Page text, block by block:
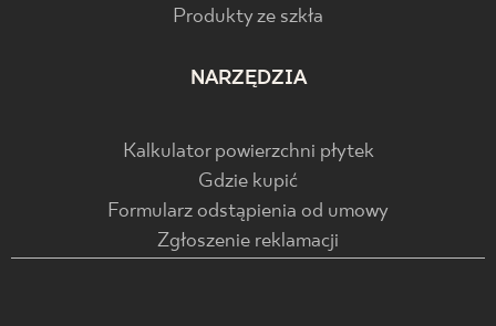
Produkty ze szkła
NARZĘDZIA
Kalkulator powierzchni płytek
Gdzie kupić
Formularz odstąpienia od umowy
Zgłoszenie reklamacji